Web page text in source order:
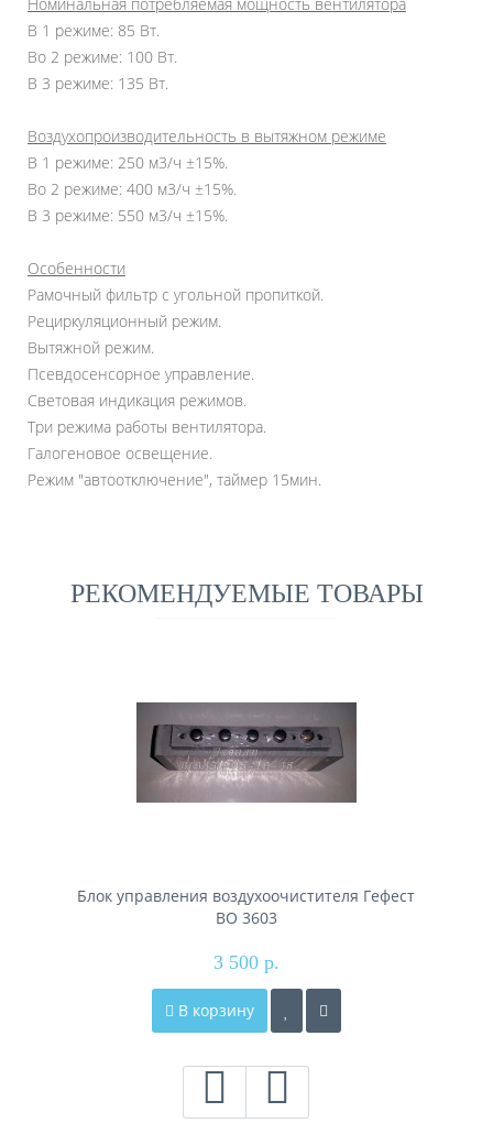
В 1 режиме: 85 Вт.
Во 2 режиме: 100 Вт.
В 3 режиме: 135 Вт.
Воздухопроизводительность в вытяжном режиме
В 1 режиме: 250 м3/ч ±15%.
Во 2 режиме: 400 м3/ч ±15%.
В 3 режиме: 550 м3/ч ±15%.
Особенности
Рамочный фильтр с угольной пропиткой.
Рециркуляционный режим.
Вытяжной режим.
Псевдосенсорное управление.
Световая индикация режимов.
Три режима работы вентилятора.
Галогеновое освещение.
Режим "автоотключение", таймер 15мин.
РЕКОМЕНДУЕМЫЕ ТОВАРЫ
Блок управления воздухоочистителя Гефест
ВО 3603
3 500 р.
В корзину